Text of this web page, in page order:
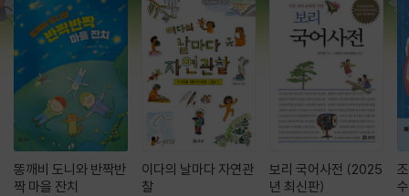
똥깨비 도니와 반짝반
짝 마을 잔치
이다의 날마다 자연관
찰
보리 국어사전 (2025
년 최신판)